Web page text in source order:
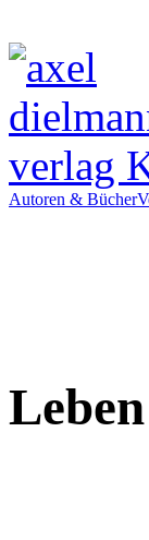
Autoren & Bücher